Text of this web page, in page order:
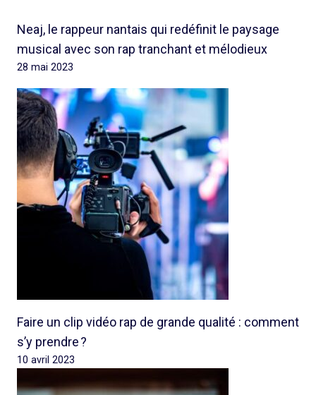
Neaj, le rappeur nantais qui redéfinit le paysage
musical avec son rap tranchant et mélodieux
28 mai 2023
Faire un clip vidéo rap de grande qualité : comment
s’y prendre ?
10 avril 2023